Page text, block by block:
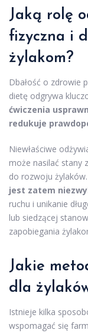
Jaką rolę
fizyczna i
żylakom?
Dbałość o zdrowie
dietę odgrywa
ćwiczenia
redukuje
Niewłaściwe
może nasilać stany
do rozwoju żylaków.
jest zatem
ruchu i unikanie
lub siedzącej
zapobiegania
Jakie
dla
Istnieje kilka
wspomagać się